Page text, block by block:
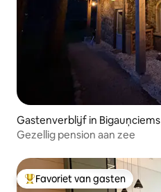
Gastenverblijf in Bigauņciems
Gezellig pension aan zee
Topfavoriet van gasten
Favoriet van gasten